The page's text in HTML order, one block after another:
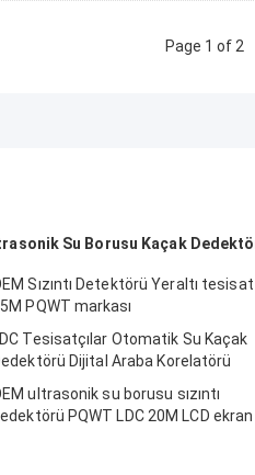
Page 1 of 2
Su Borusu Kaçak
Sızıntı Detektörü Yeraltı tesisat
PQWT markası
Tesisatçılar Otomatik Su Kaçak
Dijital Araba Korelatörü
ultrasonik su borusu sızıntı
PQWT LDC 20M LCD ekran